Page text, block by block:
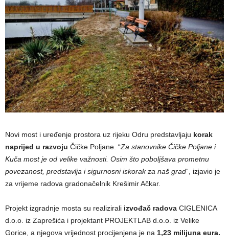
Novi most i uređenje prostora uz rijeku Odru predstavljaju korak
naprijed u razvoju Čičke Poljane. “Za stanovnike Čičke Poljane i
Kuča most je od velike važnosti. Osim što poboljšava prometnu
povezanost, predstavlja i sigurnosni iskorak za naš grad“, izjavio je
za vrijeme radova gradonačelnik Krešimir Ačkar.
Projekt izgradnje mosta su realizirali izvođač radova CIGLENICA
d.o.o. iz Zaprešića i projektant PROJEKTLAB d.o.o. iz Velike
Gorice, a njegova vrijednost procijenjena je na 1,23 milijuna eura.